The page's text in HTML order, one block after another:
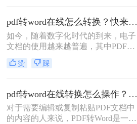
问题。那么pdf怎么转换成word在线转
化呢？本文将为您介绍一种简单易用
的在线转换方法，帮助您快速将PDF
转换成Word格式。
pdf转word在线怎么转换？快来学习这1个快捷格式转换方法~
如今，随着数字化时代的到来，电子
文档的使用越来越普遍，其中PDF作
为一种常用的电子文档格式，广泛应
用于各个领域。然而，有时我们需要
或修改，这就需要借助PDF转Word的
在线工具了。那么pdf转word在线怎么
转换呢？下面一起看看这个工具吧。
赞 踩
pdf转word在线转换怎么操作？教你转转大师在线转换！
对于需要编辑或复制粘贴PDF文档中
的内容的人来说，PDF转Word是一个